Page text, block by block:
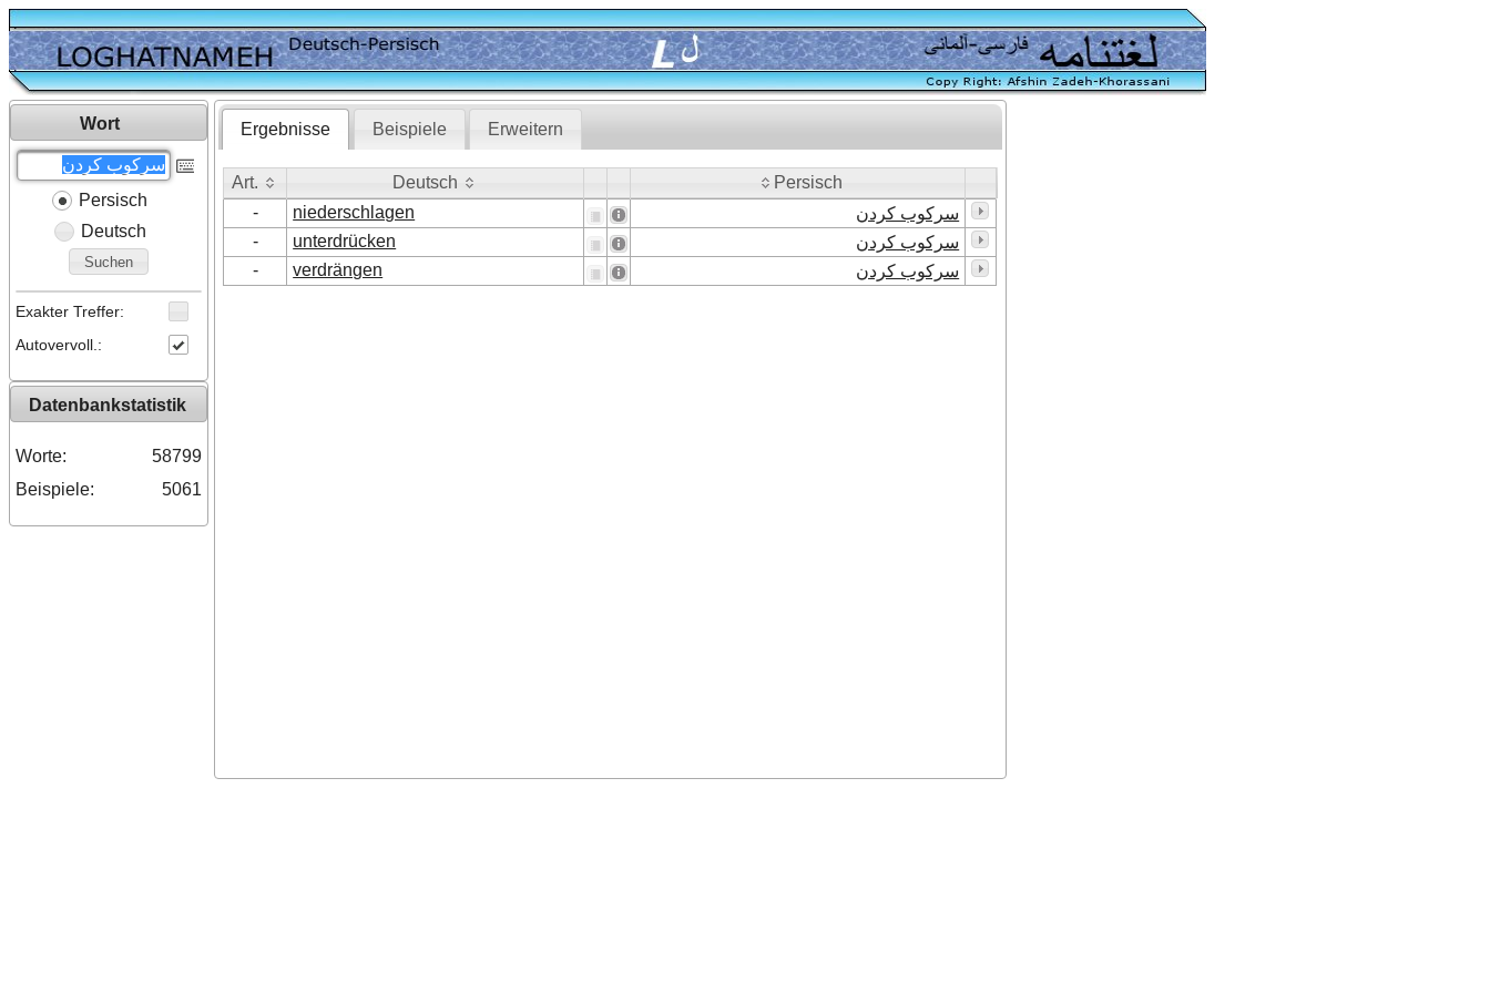
Wort
Persisch
Deutsch
Suchen
Exakter Treffer:
Autovervoll.:
Datenbankstatistik
Worte:
58799
Beispiele:
5061
Ergebnisse Beispiele Erweitern
Art. Deutsch
Persisch
Deutsch
- niederschlagen
سرکوب کردن
-
unterdrücken
سرکوب کردن
-
verdrängen سرکوب کردن